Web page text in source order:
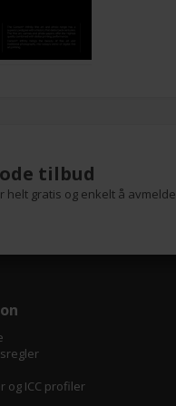
tilbud
gratis og enkelt å avmelde
og ICC profiler